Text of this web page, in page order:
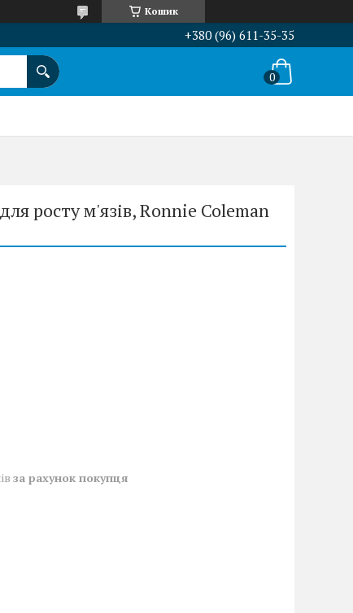
Кошик
+380 (96) 611-35-35
росту м'язів, Ronnie Coleman
за рахунок покупця